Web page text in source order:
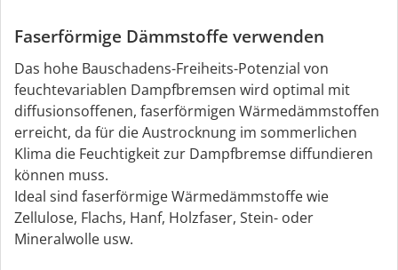
Faserförmige Dämmstoffe verwenden
Das hohe Bauschadens-Freiheits-Potenzial von
feuchtevariablen Dampfbremsen wird optimal mit
diffusionsoffenen, faserförmigen Wärmedämmstoffen
erreicht, da für die Austrocknung im sommerlichen
Klima die Feuchtigkeit zur Dampfbremse diffundieren
können muss.
Ideal sind faserförmige Wärmedämmstoffe wie
Zellulose, Flachs, Hanf, Holzfaser, Stein- oder
Mineralwolle usw.